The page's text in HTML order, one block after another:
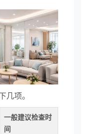
几项。
一般建议检查时
间